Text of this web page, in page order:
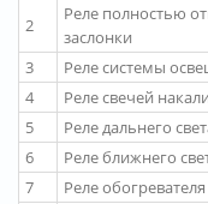
2
Реле полностью
заслонки
3
Реле системы
4
Реле свечей
5
Реле дальнего
6
Реле ближнего
7
Реле